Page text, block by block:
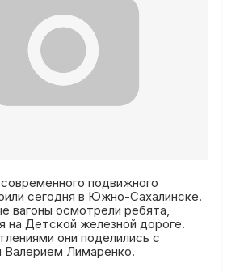
подвижного
сегодня в Южно-Сахалинске.
вагоны осмотрели ребята,
на Детской железной дороге.
они поделились с
Валерием Лимаренко.